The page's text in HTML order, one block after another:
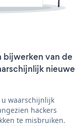
bijwerken van de
nieuwe
waarschijnlijk
hackers
te misbruiken.